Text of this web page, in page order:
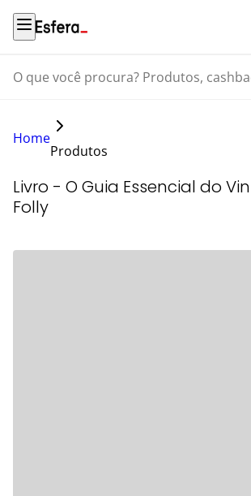
O que você procura? Produtos, cashback,
Home
Produtos
Livro - O Guia Essencial do
Folly